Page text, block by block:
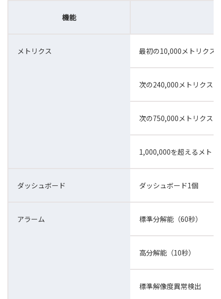
機能
メトリクス 最初の10,000メトリクス
次の240,000メトリクス
次の750,000メトリクス
1,000,000を超えるメトリ
ダッシュボード ダッシュボード1個
アラーム 標準分解能（60秒）
高分解能（10秒）
標準解像度異常検出